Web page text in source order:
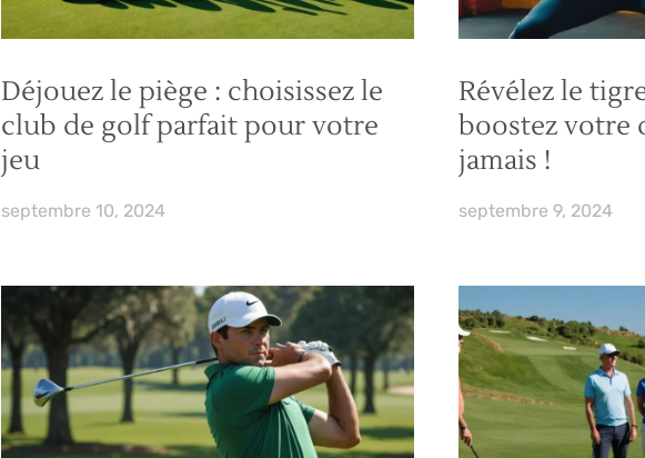
Déjouez le piège : choisissez le
club de golf parfait pour votre
jeu
septembre 10, 2024
Révélez le
boostez votre
jamais !
septembre 9, 2024